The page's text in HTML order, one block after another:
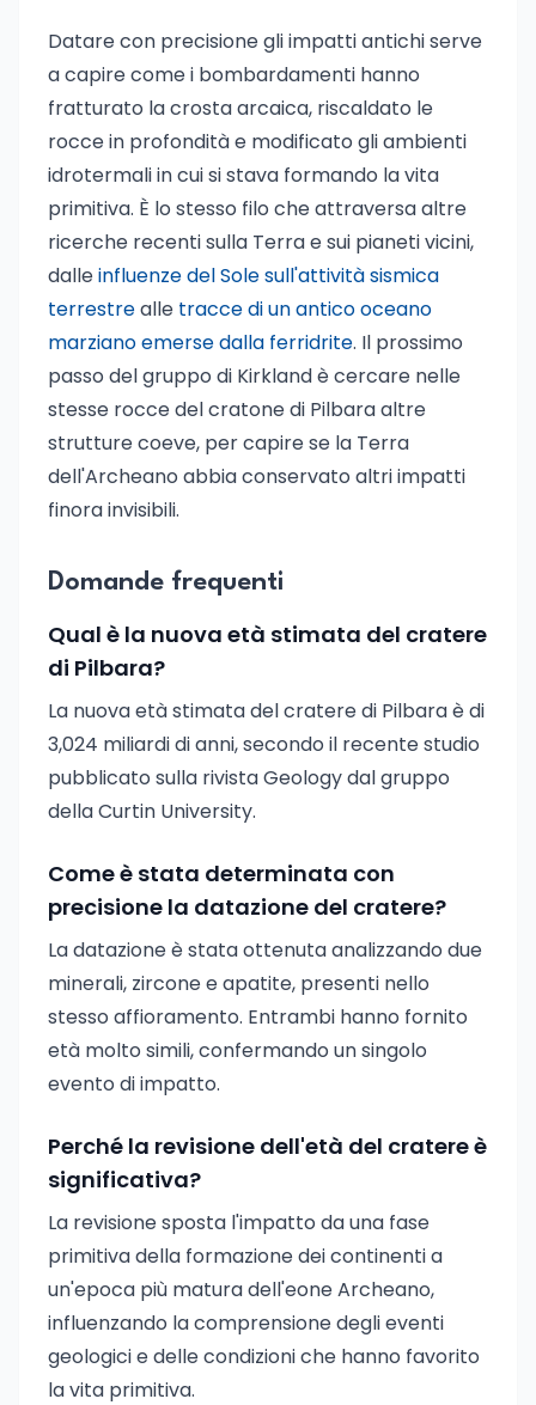
Datare con precisione gli impatti antichi serve
a capire come i bombardamenti hanno
fratturato la crosta arcaica, riscaldato le
rocce in profondità e modificato gli ambienti
idrotermali in cui si stava formando la vita
primitiva. È lo stesso filo che attraversa altre
ricerche recenti sulla Terra e sui pianeti vicini,
dalleinfluenze del Sole sull'attività sismica
terrestrealle tracce di un antico oceano
marziano emerse dalla ferridrite. Il prossimo
passo del gruppo di Kirkland è cercare nelle
stesse rocce del cratone di Pilbara altre
strutture coeve, per capire se la Terra
dell'Archeano abbia conservato altri impatti
finora invisibili.
Domande frequenti
Qual è la nuova età stimata del cratere
di Pilbara?
La nuova età stimata del cratere di Pilbara è di
3,024 miliardi di anni, secondo il recente studio
pubblicato sulla rivista Geology dal gruppo
della Curtin University.
Come è stata determinata con
precisione la datazione del cratere?
La datazione è stata ottenuta analizzando due
minerali, zircone e apatite, presenti nello
stesso affioramento. Entrambi hanno fornito
età molto simili, confermando un singolo
evento di impatto.
Perché la revisione dell'età del cratere è
significativa?
La revisione sposta l'impatto da una fase
primitiva della formazione dei continenti a
un'epoca più matura dell'eone Archeano,
influenzando la comprensione degli eventi
geologici e delle condizioni che hanno favorito
la vita primitiva.